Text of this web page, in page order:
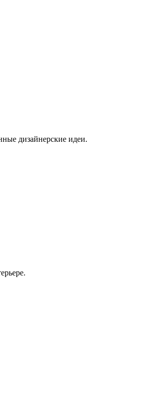
дизайнерские идеи.